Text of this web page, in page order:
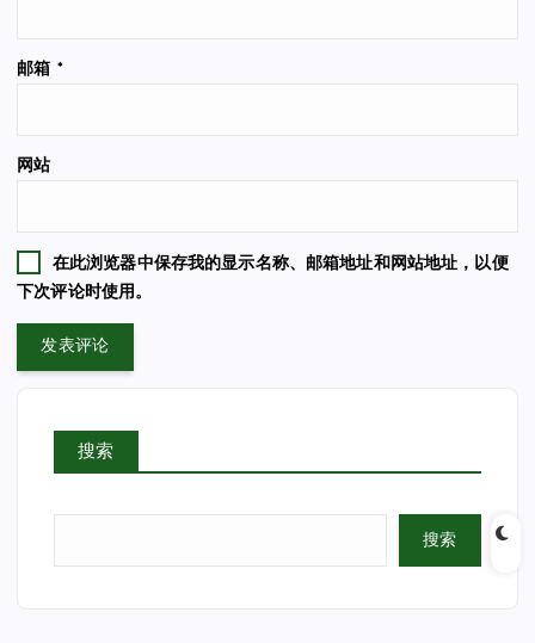
邮箱 *
网站
在此浏览器中保存我的显示名称、邮箱地址和网站地址，以便
下次评论时使用。
搜索
搜索